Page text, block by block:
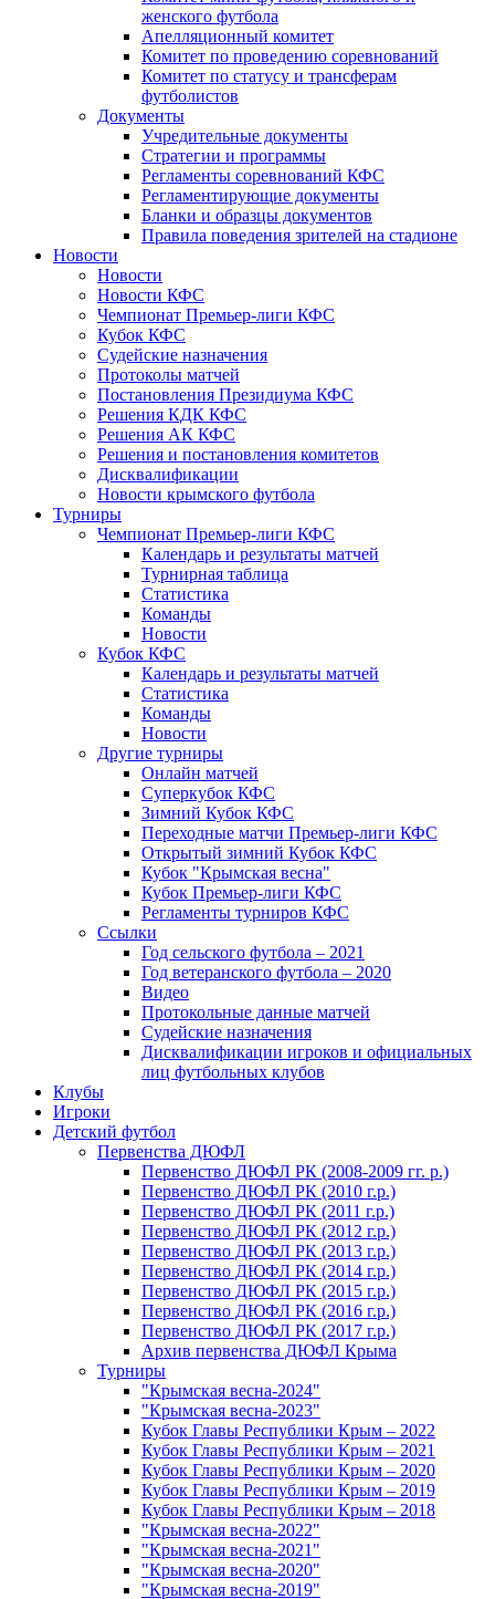
женского футбола
Апелляционный комитет
Комитет по проведению соревнований
Комитет по статусу и трансферам
футболистов
Документы
Учредительные документы
Стратегии и программы
Регламенты соревнований КФС
Регламентирующие документы
Бланки и образцы документов
Правила поведения зрителей на стадионе
Новости
Новости
Новости КФС
Чемпионат Премьер-лиги КФС
Кубок КФС
Судейские назначения
Протоколы матчей
Постановления Президиума КФС
Решения КДК КФС
Решения АК КФС
Решения и постановления комитетов
Дисквалификации
Новости крымского футбола
Турниры
Чемпионат Премьер-лиги КФС
Календарь и результаты матчей
Турнирная таблица
Статистика
Команды
Новости
Кубок КФС
Календарь и результаты матчей
Статистика
Команды
Новости
Другие турниры
Онлайн матчей
Суперкубок КФС
Зимний Кубок КФС
Переходные матчи Премьер-лиги КФС
Открытый зимний Кубок КФС
Кубок "Крымская весна"
Кубок Премьер-лиги КФС
Регламенты турниров КФС
Ссылки
Год сельского футбола – 2021
Год ветеранского футбола – 2020
Видео
Протокольные данные матчей
Судейские назначения
Дисквалификации игроков и официальных
лиц футбольных клубов
Клубы
Игроки
Детский футбол
Первенства ДЮФЛ
Первенство ДЮФЛ РК (2008-2009 гг. р.)
Первенство ДЮФЛ РК (2010 г.р.)
Первенство ДЮФЛ РК (2011 г.р.)
Первенство ДЮФЛ РК (2012 г.р.)
Первенство ДЮФЛ РК (2013 г.р.)
Первенство ДЮФЛ РК (2014 г.р.)
Первенство ДЮФЛ РК (2015 г.р.)
Первенство ДЮФЛ РК (2016 г.р.)
Первенство ДЮФЛ РК (2017 г.р.)
Архив первенства ДЮФЛ Крыма
Турниры
"Крымская весна-2024"
"Крымская весна-2023"
Кубок Главы Республики Крым – 2022
Кубок Главы Республики Крым – 2021
Кубок Главы Республики Крым – 2020
Кубок Главы Республики Крым – 2019
Кубок Главы Республики Крым – 2018
"Крымская весна-2022"
"Крымская весна-2021"
"Крымская весна-2020"
"Крымская весна-2019"